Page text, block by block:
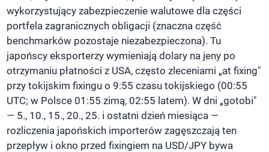
wykorzystujący zabezpieczenie walutowe dla części
portfela zagranicznych obligacji (znaczna część
benchmarków pozostaje niezabezpieczona). Tu
japońscy eksporterzy wymieniają dolary na jeny po
otrzymaniu płatności z USA, często zleceniami „at fixing"
przy tokijskim fixingu o 9:55 czasu tokijskiego (00:55
UTC; w Polsce 01:55 zimą, 02:55 latem). W dni „gotobi"
— 5., 10., 15., 20., 25. i ostatni dzień miesiąca —
rozliczenia japońskich importerów zagęszczają ten
przepływ i okno przed fixingiem na USD/JPY bywa